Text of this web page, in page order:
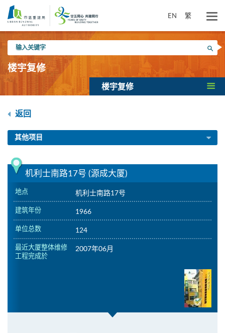
内
EN 繁
入
关
键
搜寻
楼宇复修
楼宇复修
返回
其他项目
机利士南路17号 (源成大厦)
地点 机利士南路17号
建筑年份 1966
单位总数 124
最近大厦整体维修
工程完成於
2007年06月